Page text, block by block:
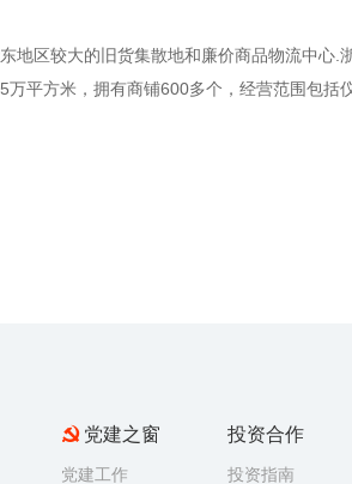
地区较大的旧货集散地和廉价商品物流中心.
平方米，拥有商铺600多个，经营范围包括
党建之窗
党建工作
投资合作
投资指南